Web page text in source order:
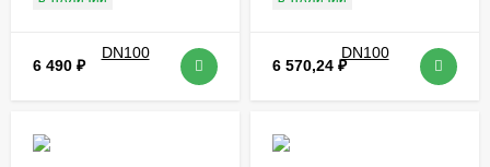
6 490 ₽ 6 570,24 ₽